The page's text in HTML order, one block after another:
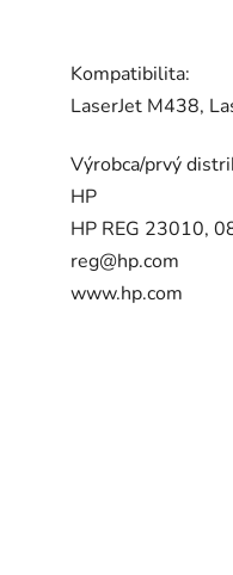
Kompatibilita:
LaserJet M438,
Výrobca/prvý
HP
HP REG 23010,
reg@hp.com
www.hp.com